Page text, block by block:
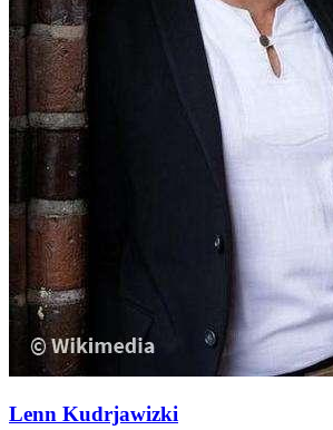
Lenn Kudrjawizki